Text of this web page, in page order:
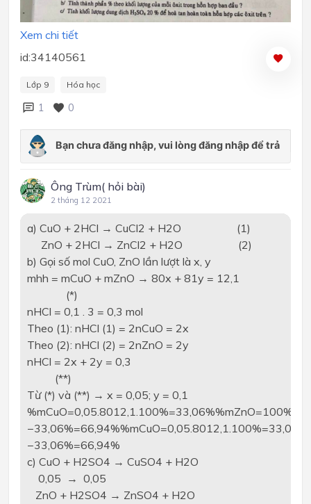
Xem chi tiết
id:34140561
Lớp 9 Hóa học
1 0
Ông Trùm( hỏi bài)
2 tháng 12 2021
a) CuO + 2HCl → CuCl2 + H2O (1)
ZnO + 2HCl → ZnCl2 + H2O (2)
b) Gọi số mol CuO, ZnO lần lượt là x, y
mhh = mCuO + mZnO → 80x + 81y = 12,1
(*)
nHCl = 0,1 . 3 = 0,3 mol
Theo (1): nHCl (1) = 2nCuO = 2x
Theo (2): nHCl (2) = 2nZnO = 2y
nHCl = 2x + 2y = 0,3
(**)
Từ (*) và (**) → x = 0,05; y = 0,1
%mCuO=0,05.8012,1.100%=33,06%%mZnO=100%
−33,06%=66,94%
c) CuO + H2SO4 → CuSO4 + H2O
0,05 → 0,05
ZnO + H2SO4 → ZnSO4 + H2O